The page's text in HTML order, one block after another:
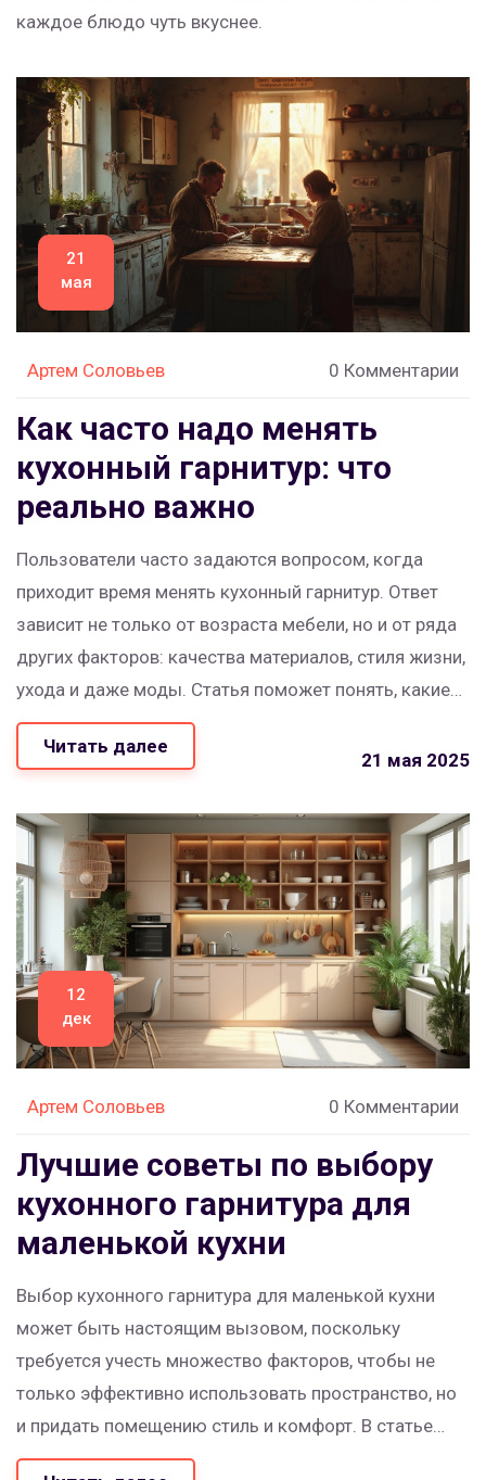
каждое блюдо чуть вкуснее.
21
мая
Артем Соловьев 0 Комментарии
Как часто надо менять
кухонный гарнитур: что
реально важно
Пользователи часто задаются вопросом, когда
приходит время менять кухонный гарнитур. Ответ
зависит не только от возраста мебели, но и от ряда
других факторов: качества материалов, стиля жизни,
ухода и даже моды. Статья поможет понять, какие
признаки точно сигнализируют о необходимости
замены и как продлить жизнь вашему кухонному
примеры из жизни.
Читать далее
21 мая 2025
12
дек
Артем Соловьев 0 Комментарии
Лучшие советы по выбору
кухонного гарнитура для
маленькой кухни
Выбор кухонного гарнитура для маленькой кухни
может быть настоящим вызовом, поскольку
требуется учесть множество факторов, чтобы не
только эффективно использовать пространство, но
и придать помещению стиль и комфорт. В статье
рассматриваются основные критерии, на которые